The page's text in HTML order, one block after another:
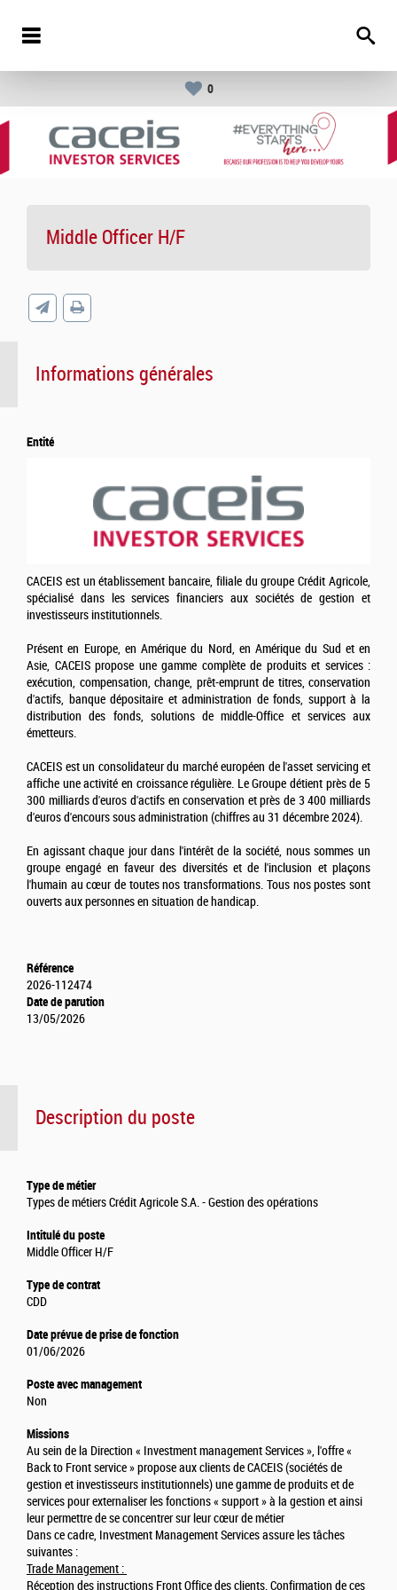
0
Middle Officer H/F
Description du poste
Type de métier
Types de métiers Crédit Agricole S.A. - Gestion des opérations
Intitulé du poste
Middle Officer H/F
Type de contrat
CDD
Date prévue de prise de fonction
01/06/2026
Poste avec management
Non
Missions
Au sein de la Direction « Investment management Services », l'offre «
Back to Front service » propose aux clients de CACEIS (sociétés de
gestion et investisseurs institutionnels) une gamme de produits et de
services pour externaliser les fonctions « support » à la gestion et ainsi
leur permettre de se concentrer sur leur cœur de métier
Dans ce cadre, Investment Management Services assure les tâches
suivantes :
Trade Management :
Réception des instructions Front Office des clients. Confirmation de ces
Informations générales
Entité
CACEIS est un établissement bancaire, filiale du groupe Crédit Agricole,
spécialisé dans les services financiers aux sociétés de gestion et
investisseurs institutionnels.
Présent en Europe, en Amérique du Nord, en Amérique du Sud et en
Asie, CACEIS propose une gamme complète de produits et services :
exécution, compensation, change, prêt-emprunt de titres, conservation
d'actifs, banque dépositaire et administration de fonds, support à la
distribution des fonds, solutions de middle-Office et services aux
émetteurs.
CACEIS est un consolidateur du marché européen de l'asset servicing et
affiche une activité en croissance régulière. Le Groupe détient près de 5
300 milliards d'euros d'actifs en conservation et près de 3 400 milliards
d'euros d'encours sous administration (chiffres au 31 décembre 2024).
En agissant chaque jour dans l'intérêt de la société, nous sommes un
groupe engagé en faveur des diversités et de l'inclusion et plaçons
l'humain au cœur de toutes nos transformations. Tous nos postes sont
ouverts aux personnes en situation de handicap.
Référence
2026-112474
Date de parution
13/05/2026